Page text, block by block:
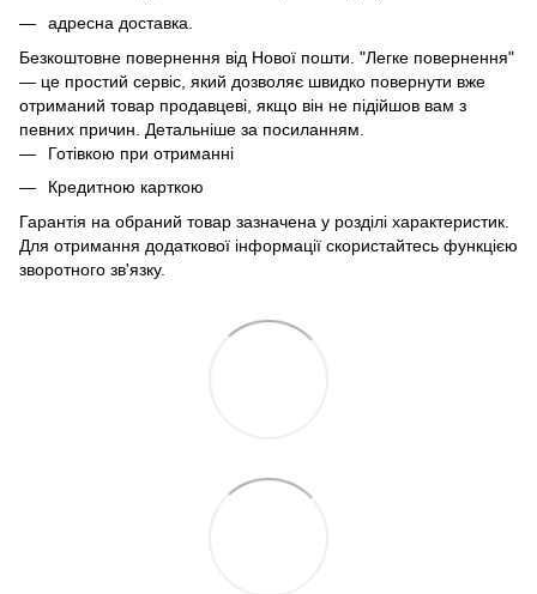
адресна доставка.
Безкоштовне повернення від Нової пошти. "Легке повернення"
— це простий сервіс, який дозволяє швидко повернути вже
отриманий товар продавцеві, якщо він не підійшов вам з
певних причин. Детальніше за посиланням
Готівкою при отриманні
Кредитною карткою
Гарантія на обраний товар зазначена у розділі характеристик.
Для отримання додаткової інформації скористайтесь функцією
зворотного зв'язку.